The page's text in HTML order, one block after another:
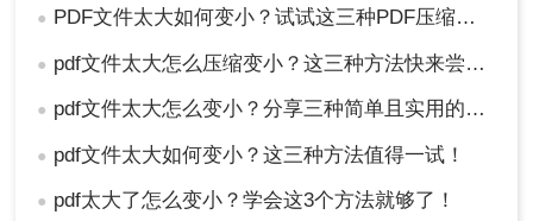
● PDF文件太大如何变小？试试这三种PDF压缩方法！
● pdf文件太大怎么压缩变小？这三种方法快来尝试下吧！
● pdf文件太大怎么变小？分享三种简单且实用的方法！
● pdf文件太大如何变小？这三种方法值得一试！
● pdf太大了怎么变小？学会这3个方法就够了！